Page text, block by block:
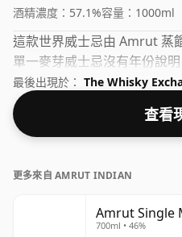
酒精濃度： 57.1%容量： 1000ml
這款世界威士忌由 Amrut 蒸
單一麥芽威士忌沒有年份說
最後出現於： The Whisky
查看
更多來自 AMRUT INDIAN
Amrut Single
700ml • 46%